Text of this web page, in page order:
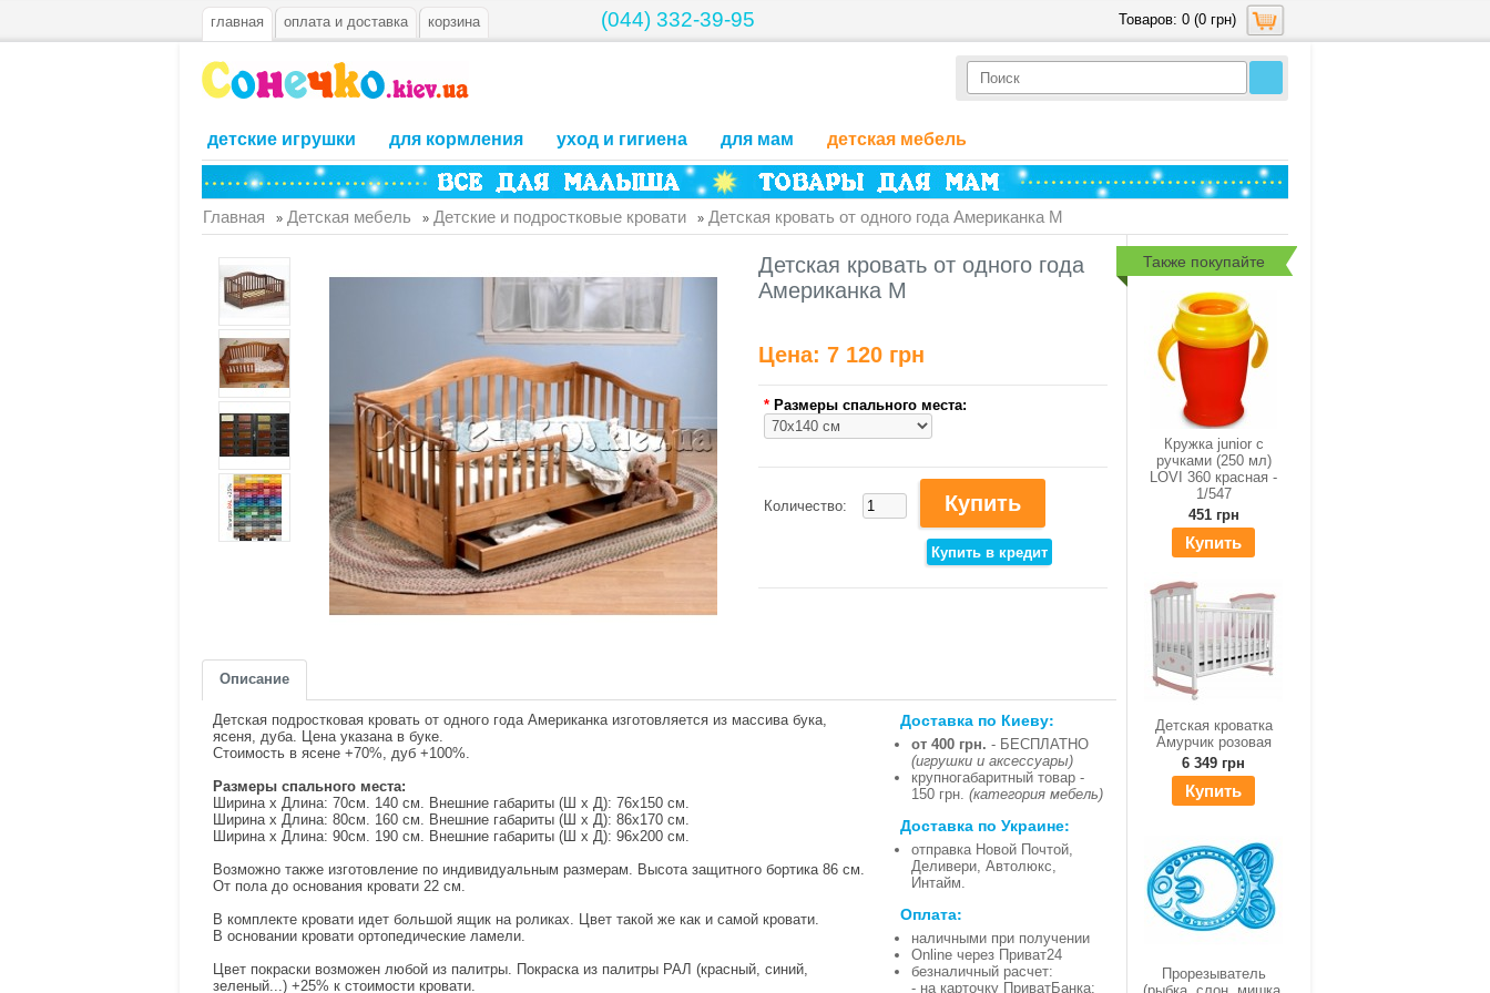
Товаров: 0 (0 грн)
(044) 332-39-95
главная оплата и доставка корзина
детские игрушки для кормления уход и гигиена для мам детская мебель
Главная » Детская мебель » Детские и подростковые кровати » Детская кровать от одного года Американка М
Также покупайте
Кружка junior с
ручками (250 мл)
LOVI 360 красная -
1/547
451 грн
Купить
Детская кроватка
Амурчик розовая
6 349 грн
Купить
Прорезыватель
Детская кровать от одного года
Американка М
Цена: 7 120 грн
* Размеры спального места:
Количество:
Описание
Доставка по Киеву:
от 400 грн. - БЕСПЛАТНО
(игрушки и аксессуары)
крупногабаритный товар -
150 грн. (категория мебель)
Доставка по Украине:
отправка Новой Почтой,
Деливери, Автолюкс,
Интайм.
Оплата:
наличными при получении
Online через Приват24
безналичный расчет:
- на карточку ПриватБанка;
Детская подростковая кровать от одного года Американка изготовляется из массива бука,
ясеня, дуба. Цена указана в буке.
Стоимость в ясене +70%, дуб +100%.
Размеры спального места:
Ширина х Длина: 70см. 140 см. Внешние габариты (Ш х Д): 76х150 см.
Ширина х Длина: 80см. 160 см. Внешние габариты (Ш х Д): 86х170 см.
Ширина х Длина: 90см. 190 см. Внешние габариты (Ш х Д): 96х200 см.
Возможно также изготовление по индивидуальным размерам. Высота защитного бортика 86 см.
От пола до основания кровати 22 см.
В комплекте кровати идет большой ящик на роликах. Цвет такой же как и самой кровати.
В основании кровати ортопедические ламели.
Цвет покраски возможен любой из палитры. Покраска из палитры РАЛ (красный, синий,
зеленый...) +25% к стоимости кровати.